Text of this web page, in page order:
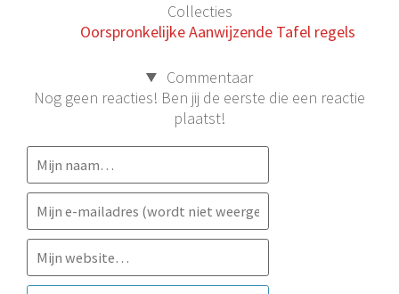
Collecties
Oorspronkelijke Aanwijzende Tafel regels
Commentaar
Nog geen reacties! Ben jij de eerste die een reactie
plaatst!